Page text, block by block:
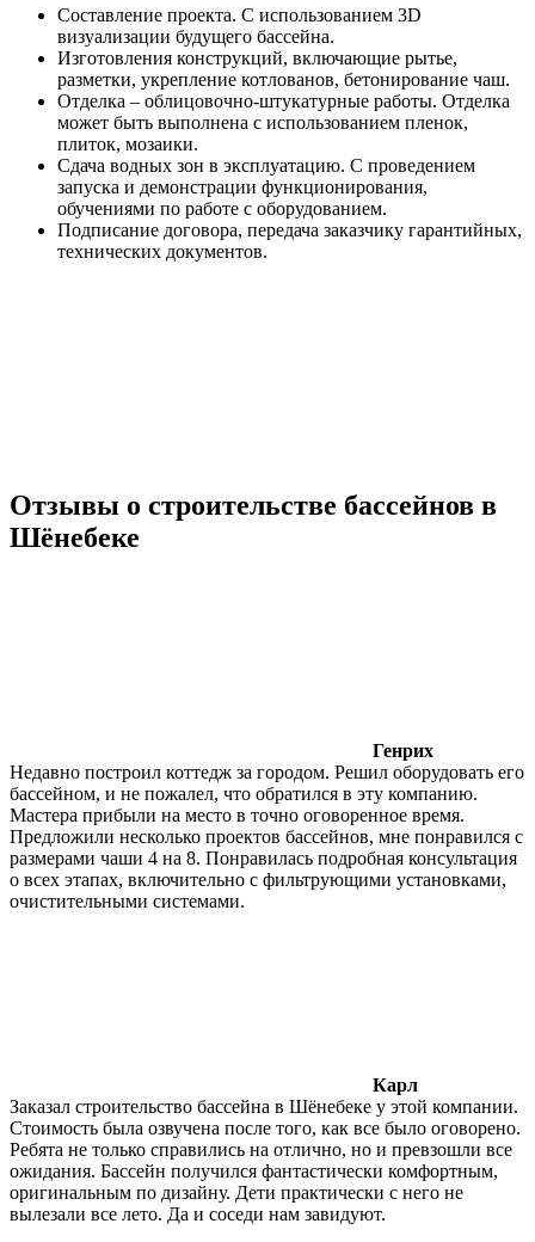
Составление проекта. С использованием 3D
визуализации будущего бассейна.
Изготовления конструкций, включающие рытье,
разметки, укрепление котлованов, бетонирование чаш.
Отделка – облицовочно-штукатурные работы. Отделка
может быть выполнена с использованием пленок,
плиток, мозаики.
Сдача водных зон в эксплуатацию. С проведением
запуска и демонстрации функционирования,
обучениями по работе с оборудованием.
Подписание договора, передача заказчику гарантийных,
технических документов.
Отзывы о строительстве бассейнов в
Шёнебеке
Генрих
Недавно построил коттедж за городом. Решил оборудовать его
бассейном, и не пожалел, что обратился в эту компанию.
Мастера прибыли на место в точно оговоренное время.
Предложили несколько проектов бассейнов, мне понравился с
размерами чаши 4 на 8. Понравилась подробная консультация
о всех этапах, включительно с фильтрующими установками,
очистительными системами.
Карл
Заказал строительство бассейна в Шёнебеке у этой компании.
Стоимость была озвучена после того, как все было оговорено.
Ребята не только справились на отлично, но и превзошли все
ожидания. Бассейн получился фантастически комфортным,
оригинальным по дизайну. Дети практически с него не
вылезали все лето. Да и соседи нам завидуют.